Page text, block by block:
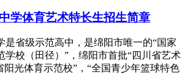
学体育艺术特长生招生简章
是省级示范高中，是绵阳市唯一的“国家
学校（田径）”，绵阳市首批“四川省艺术
阳光体育示范校”，“全国青少年篮球特色